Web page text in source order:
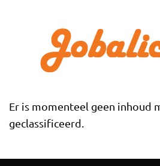
Er is momenteel geen inhoud
geclassificeerd.